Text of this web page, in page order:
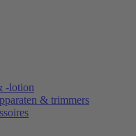
-lotion
& trimmers